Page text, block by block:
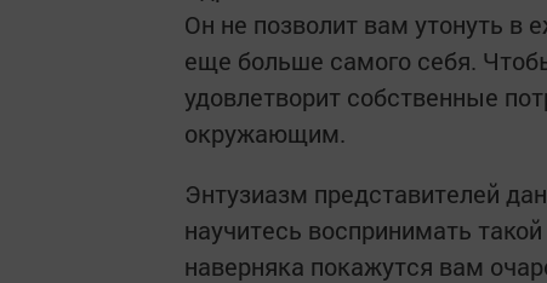
Он не позволит вам утонуть в
еще больше самого себя.
удовлетворит собственные
окружающим.
Энтузиазм представителей
научитесь воспринимать
наверняка покажутся вам